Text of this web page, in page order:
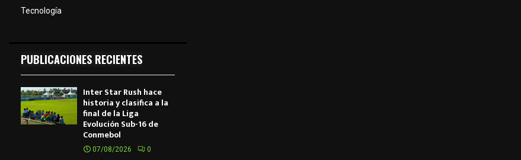
Tecnología
PUBLICACIONES RECIENTES
Inter Star Rush hace
historia y clasifica a la
final de la Liga
Evolución Sub-16 de
Conmebol
07/08/2026 0